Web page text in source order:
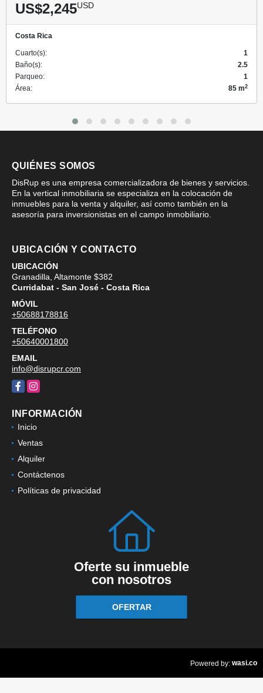
US$2,245USD
Costa Rica
Cuarto(s):
1
Baño(s):
2.5
Parqueo:
1
Área:
85 m2
QUIÉNES SOMOS
DisRup es una empresa comercializadora de bienes y servicios.
En la vertical inmobiliaria se especializa en la colocación de
inmuebles para la venta y alquiler, así como también en la
asesoría para inversionistas en el campo inmobiliario.
UBICACIÓN Y CONTACTO
UBICACIÓN
Granadilla, Altamonte $382
Curridabat - San José - Costa Rica
MÓVIL
+50688178816
TELÉFONO
+50640001800
EMAIL
info@disrupcr.com
FacebookInstagram
INFORMACIÓN
Inicio
Ventas
Alquiler
Contáctenos
Políticas de privacidad
Oferte su inmueble
con nosotros
OFERTAR
Powered by: wasi.co